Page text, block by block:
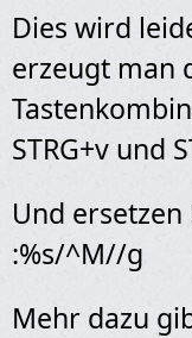
Dies wird
erzeugt man
STRG+v und
Und
:%s/^M//g
Mehr dazu